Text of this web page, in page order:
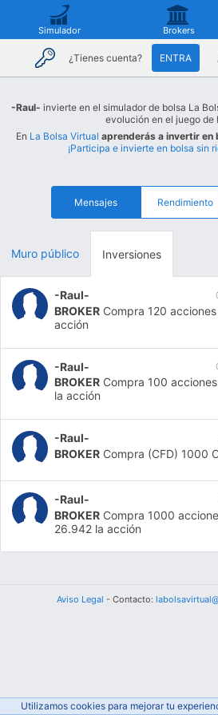
Simulador Brokers
¿Tienes cuenta? ENTRA
-Raul- invierte en el simulador de bolsa La
evolución en el juego de
En La Bolsa Virtual aprenderás a invertir en
¡Participa e invierte en bolsa sin
Mensajes Rendimiento
Muro público Inversiones
-Raul-
BROKER Compra 120
acción
-Raul-
BROKER Compra 100
la acción
-Raul-
BROKER Compra (CFD) 1000
-Raul-
BROKER Compra 1000
26.942 la acción
Aviso Legal - Contacto:
Utilizamos cookies para mejorar tu